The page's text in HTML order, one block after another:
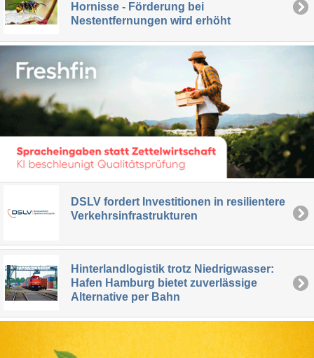
Hornisse - Förderung bei
Nestentfernungen wird erhöht
DSLV fordert Investitionen in resilientere
Verkehrsinfrastrukturen
Hinterlandlogistik trotz Niedrigwasser:
Hafen Hamburg bietet zuverlässige
Alternative per Bahn